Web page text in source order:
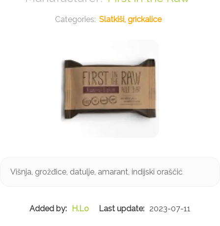
Slatkiši, grickalice
Višnja, grožđice, datulje, amarant, indijski oraščić
H.Lo 2023-07-11